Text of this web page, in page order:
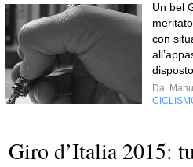
Un bel
con
Da
Giro d’Italia 2015: